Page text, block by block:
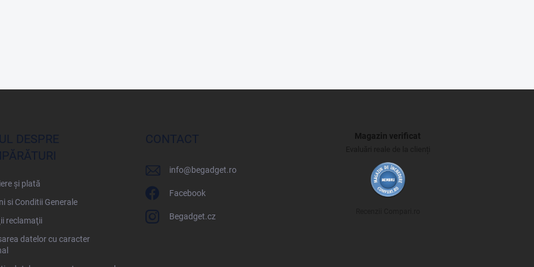
DESPRE
și plată
si Conditii Generale
reclamaţii
datelor cu caracter
CONTACT
info@begadget.ro
Facebook
Begadget.cz
Magazin verificat